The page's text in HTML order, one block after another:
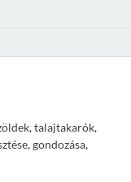
talajtakarók,
gondozása,